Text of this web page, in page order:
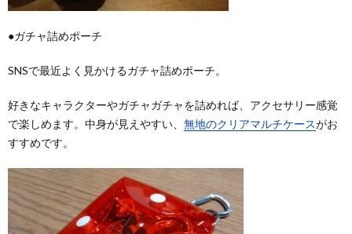
●ガチャ詰めポーチ
SNSで最近よく見かけるガチャ詰めポーチ。
好きなキャラクターやガチャガチャを詰めれば、アクセサリー感覚
で楽しめます。中身が見えやすい、 無地のクリアマルチケースがお
すすめです。